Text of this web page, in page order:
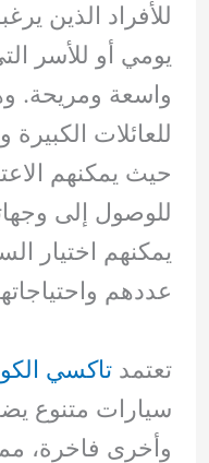
للأفراد الذين
يومي أو للأسر
واسعة ومريحة.
للعائلات
حيث يمكنهم
للوصول إلى
يمكنهم اختيار
عددهم
تعتمد تاكسي
سيارات متنوع
وأخرى فاخرة،